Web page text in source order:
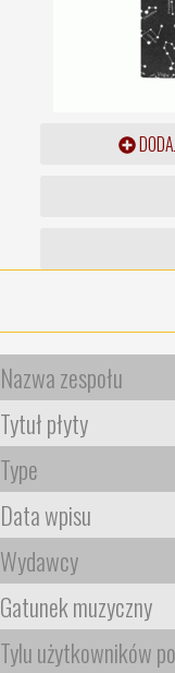
Nazwa zespołu
Tytuł płyty
Type
Data wpisu
Wydawcy
Gatunek muzyczny
Tylu użytkowników